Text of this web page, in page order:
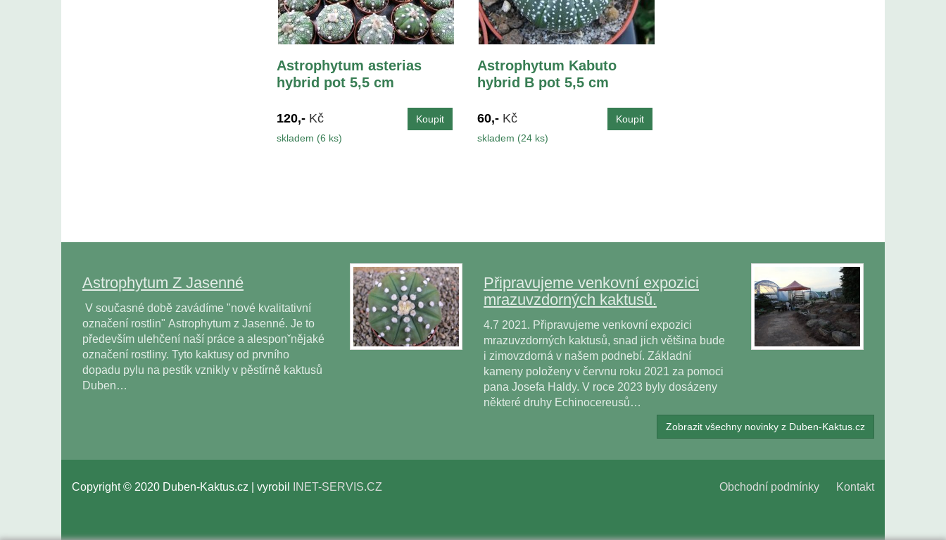
Astrophytum asterias
hybrid pot 5,5 cm
120,- Kč
skladem (6 ks)
Astrophytum Kabuto
hybrid B pot 5,5 cm
60,- Kč
skladem (24 ks)
Astrophytum Z Jasenné
V současné době zavádíme "nové kvalitativní
označení rostlin" Astrophytum z Jasenné. Je to
především ulehčení naší práce a alesponˇnějaké
označení rostliny. Tyto kaktusy od prvního
dopadu pylu na pestík vznikly v pěstírně kaktusů
Duben…
Připravujeme venkovní expozici
mrazuvzdorných kaktusů.
4.7 2021. Připravujeme venkovní expozici
mrazuvzdorných kaktusů, snad jich většina bude
i zimovzdorná v našem podnebí. Základní
kameny položeny v červnu roku 2021 za pomoci
pana Josefa Haldy. V roce 2023 byly dosázeny
některé druhy Echinocereusů…
Zobrazit všechny novinky z Duben-Kaktus.cz
Obchodní podmínky Kontakt
Copyright © 2020 Duben-Kaktus.cz | vyrobil INET-SERVIS.CZ